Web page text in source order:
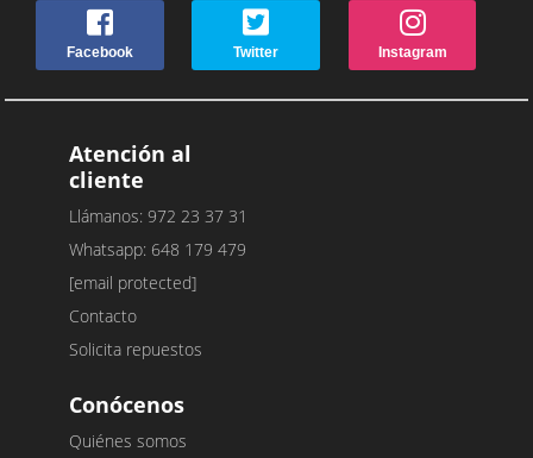
Facebook Twitter Instagram
Atención al
cliente
Llámanos: 972 23 37 31
Whatsapp: 648 179 479
[email protected]
Contacto
Solicita repuestos
Conócenos
Quiénes somos